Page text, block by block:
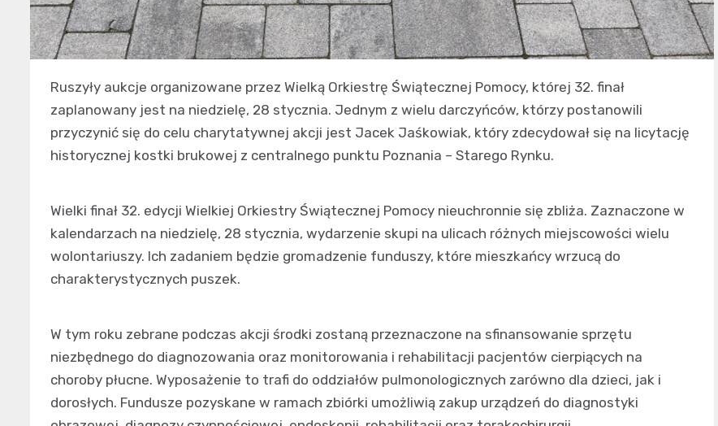
Ruszyły aukcje organizowane przez Wielką Orkiestrę Świątecznej Pomocy, której 32. finał
zaplanowany jest na niedzielę, 28 stycznia. Jednym z wielu darczyńców, którzy postanowili
przyczynić się do celu charytatywnej akcji jest Jacek Jaśkowiak, który zdecydował się na licytację
historycznej kostki brukowej z centralnego punktu Poznania – Starego Rynku.
Wielki finał 32. edycji Wielkiej Orkiestry Świątecznej Pomocy nieuchronnie się zbliża. Zaznaczone w
kalendarzach na niedzielę, 28 stycznia, wydarzenie skupi na ulicach różnych miejscowości wielu
wolontariuszy. Ich zadaniem będzie gromadzenie funduszy, które mieszkańcy wrzucą do
charakterystycznych puszek.
W tym roku zebrane podczas akcji środki zostaną przeznaczone na sfinansowanie sprzętu
niezbędnego do diagnozowania oraz monitorowania i rehabilitacji pacjentów cierpiących na
choroby płucne. Wyposażenie to trafi do oddziałów pulmonologicznych zarówno dla dzieci, jak i
dorosłych. Fundusze pozyskane w ramach zbiórki umożliwią zakup urządzeń do diagnostyki